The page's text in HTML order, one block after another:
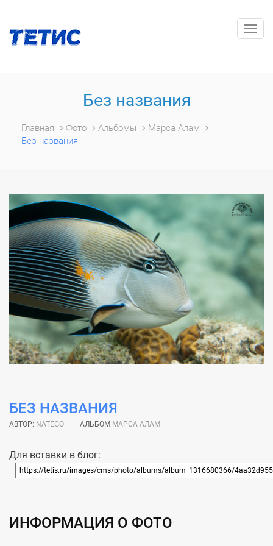
Без названия
Главная Фото Альбомы
Марса Алам
Без названия
БЕЗ НАЗВАНИЯ
АВТОР: NATEGO АЛЬБОМ МАРСА АЛАМ
Для вставки в блог:
ИНФОРМАЦИЯ О ФОТО